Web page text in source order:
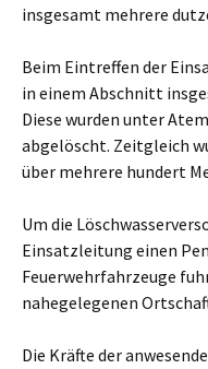
insgesamt mehrere
Beim Eintreffen der
in einem Abschnitt
Diese wurden unter
abgelöscht. Zeitgleich
über mehrere hundert
Um die
Einsatzleitung einen
Feuerwehrfahrzeuge
nahegelegenen
Die Kräfte der